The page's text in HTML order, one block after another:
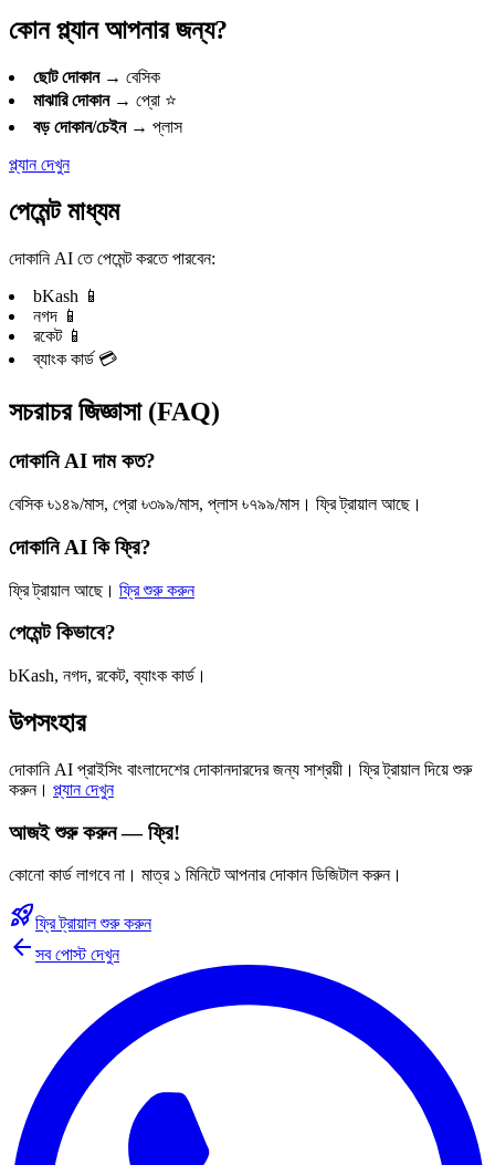
কোন প্ল্যান আপনার জন্য?
ছোট দোকান→ বেসিক
মাঝারি দোকান→ প্রো ⭐
বড় দোকান/চেইন→ প্লাস
প্ল্যান দেখুন
পেমেন্ট মাধ্যম
দোকানি AI তে পেমেন্ট করতে পারবেন:
bKash 📱
নগদ 📱
রকেট 📱
ব্যাংক কার্ড 💳
সচরাচর জিজ্ঞাসা (FAQ)
দোকানি AI দাম কত?
বেসিক ৳১৪৯/মাস, প্রো ৳৩৯৯/মাস, প্লাস ৳৭৯৯/মাস। ফ্রি ট্রায়াল আছে।
দোকানি AI কি ফ্রি?
ফ্রি ট্রায়াল আছে। ফ্রি শুরু করুন
পেমেন্ট কিভাবে?
bKash, নগদ, রকেট, ব্যাংক কার্ড।
উপসংহার
দোকানি AI প্রাইসিং বাংলাদেশের দোকানদারদের জন্য সাশ্রয়ী। ফ্রি ট্রায়াল দিয়ে শুরু
করুন। প্ল্যান দেখুন
আজই শুরু করুন — ফ্রি!
কোনো কার্ড লাগবে না। মাত্র ১ মিনিটে আপনার দোকান ডিজিটাল করুন।
rocket_launchফ্রি ট্রায়াল শুরু করুন
arrow_back সব পোস্ট দেখুন